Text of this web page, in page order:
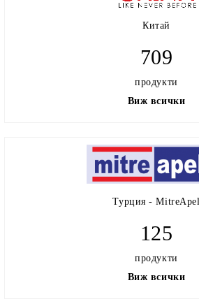
Китай
709
продукти
Виж всички
Турция - MitreApel
125
продукти
Виж всички